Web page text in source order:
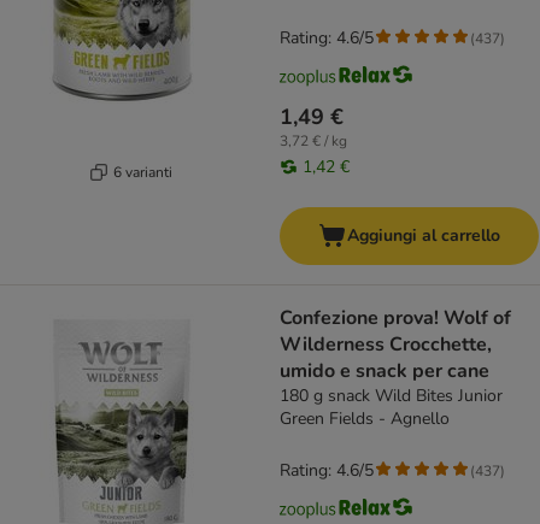
6 varianti
1,49 €
3,72 € / kg
1,42 €
Rating: 4.6/5 (437)
Aggiungi al carrello
Confezione prova! Wolf of
Wilderness Crocchette,
umido e snack per cane
180 g snack Wild Bites Junior
Green Fields - Agnello
Rating: 4.6/5 (437)